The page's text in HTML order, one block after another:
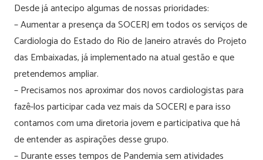
Desde já antecipo algumas de nossas prioridades:
– Aumentar a presença da SOCERJ em todos os serviços de
Cardiologia do Estado do Rio de Janeiro através do Projeto
das Embaixadas, já implementado na atual gestão e que
pretendemos ampliar.
– Precisamos nos aproximar dos novos cardiologistas para
fazê-los participar cada vez mais da SOCERJ e para isso
contamos com uma diretoria jovem e participativa que há
de entender as aspirações desse grupo.
– Durante esses tempos de Pandemia sem atividades